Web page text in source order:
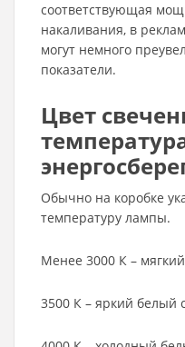
соответствующая
накаливания, в
могут немного
показатели.
Цвет
Обычно на коробке
температуру лампы.
Менее 3000 К –
3500 К – яркий белый